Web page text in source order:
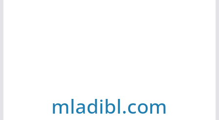
mladibl.com